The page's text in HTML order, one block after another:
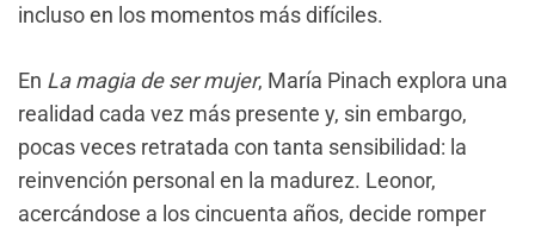
incluso en los momentos más difíciles.
En La magia de ser mujer, María Pinach explora una
realidad cada vez más presente y, sin embargo,
pocas veces retratada con tanta sensibilidad: la
reinvención personal en la madurez. Leonor,
acercándose a los cincuenta años, decide romper